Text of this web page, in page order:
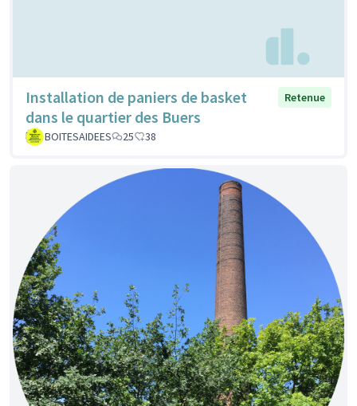
Installation de paniers de basket
dans le quartier des Buers
Retenue
BOITESAIDEES 25 38